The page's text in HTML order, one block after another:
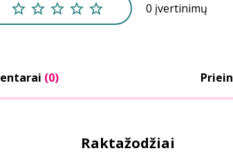
0 įvertinimų
(0)
Raktažodžiai